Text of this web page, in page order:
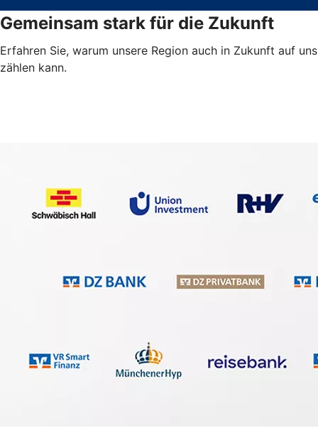
Gemeinsam stark für die Zukunft
Erfahren Sie, warum unsere Region auch in Zukunft auf uns
zählen kann.